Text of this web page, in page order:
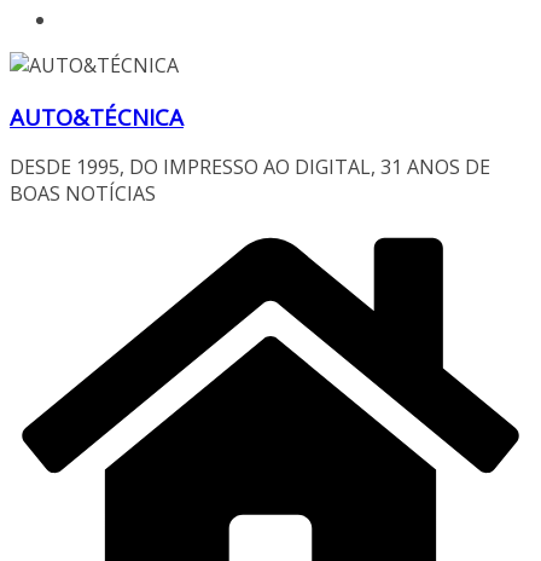
AUTO&TÉCNICA
DESDE 1995, DO IMPRESSO AO DIGITAL, 31 ANOS DE
BOAS NOTÍCIAS